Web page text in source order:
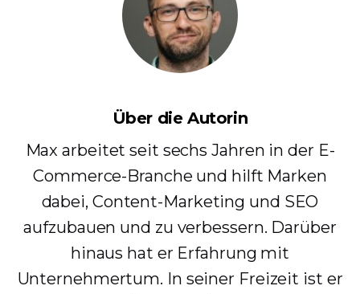
Über die Autorin
Max arbeitet seit sechs Jahren in der E-
Commerce-Branche und hilft Marken
dabei, Content-Marketing und SEO
aufzubauen und zu verbessern. Darüber
hinaus hat er Erfahrung mit
Unternehmertum. In seiner Freizeit ist er